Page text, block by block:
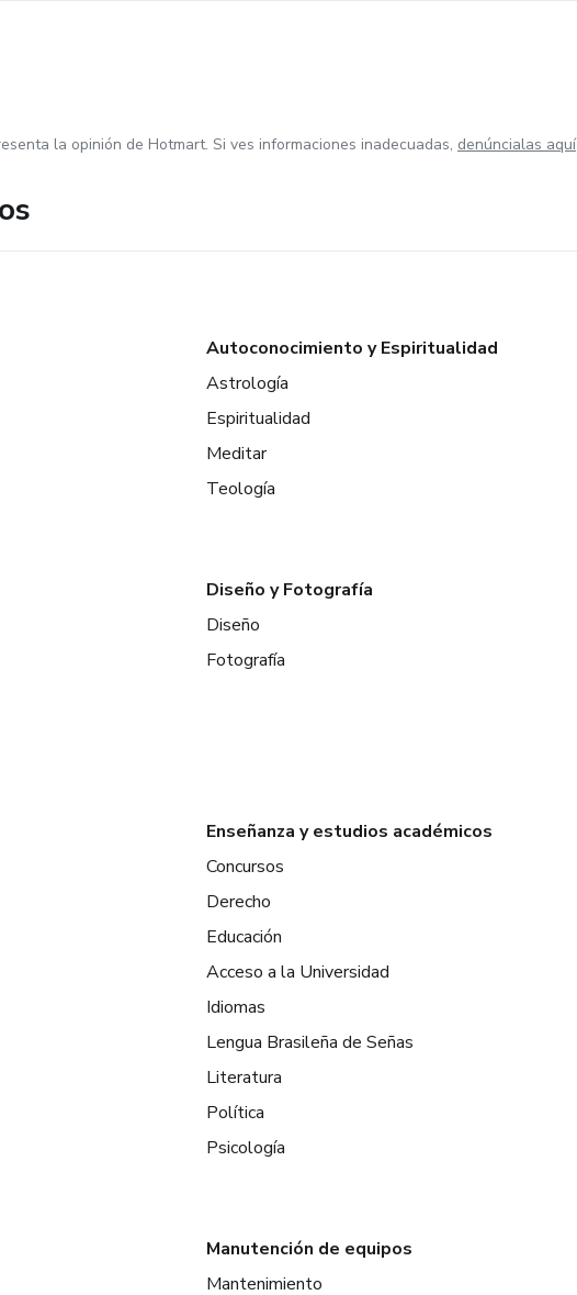
la opinión de Hotmart. Si ves informaciones inadecuadas, denúncialas aquí
Autoconocimiento y Espiritualidad
Astrología
Espiritualidad
Meditar
Teología
Diseño y Fotografía
Diseño
Fotografía
Enseñanza y estudios académicos
Concursos
Derecho
Educación
Acceso a la Universidad
Idiomas
Lengua Brasileña de Señas
Literatura
Política
Psicología
Manutención de equipos
Mantenimiento